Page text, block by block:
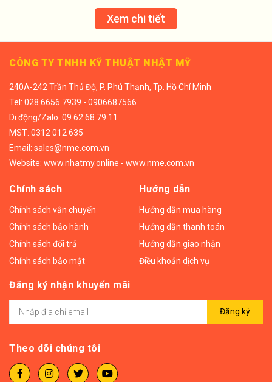
Xem chi tiết
CÔNG TY TNHH KỸ THUẬT NHẬT MỸ
240A-242 Trần Thủ Độ, P. Phú Thạnh, Tp. Hồ Chí Minh
Tel: 028 6656 7939 - 0906687566
Di động/Zalo: 09 62 68 79 11
MST: 0312 012 635
Email: sales@nme.com.vn
Website: www.nhatmy.online - www.nme.com.vn
Chính sách
Chính sách vận chuyển
Chính sách bảo hành
Chính sách đổi trả
Chính sách bảo mật
Hướng dẫn
Hướng dẫn mua hàng
Hướng dẫn thanh toán
Hướng dẫn giao nhận
Điều khoản dịch vụ
Đăng ký nhận khuyến mãi
Đăng ký
Theo dõi chúng tôi